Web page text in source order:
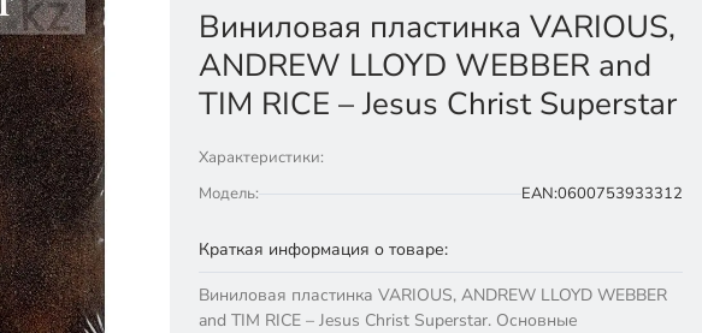
Виниловая пластинка VARIOUS,
ANDREW LLOYD WEBBER and
TIM RICE – Jesus Christ Superstar
Характеристики:
Модель:
EAN:0600753933312
Краткая информация о товаре:
Виниловая пластинка VARIOUS, ANDREW LLOYD WEBBER
and TIM RICE – Jesus Christ Superstar. Основные